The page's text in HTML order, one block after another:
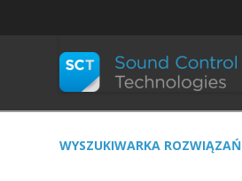
WYSZUKIWARKA ROZWIĄZAŃ